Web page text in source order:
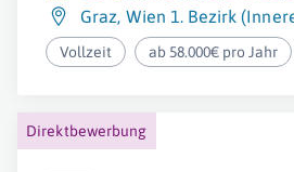
Graz, Wien 1. Bezirk
Vollzeit ab 58.000€ pro Jahr
Direktbewerbung